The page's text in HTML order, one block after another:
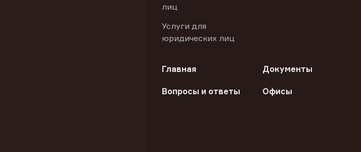
лиц
Услуги для
юридических лиц
Главная Документы
Вопросы и ответы Офисы